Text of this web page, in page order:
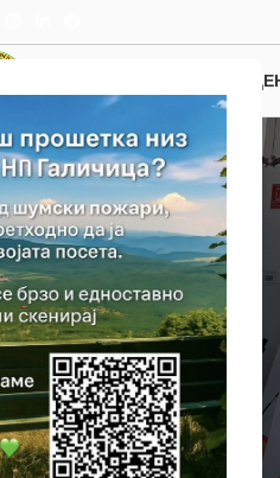
во
на
парк
03/2024